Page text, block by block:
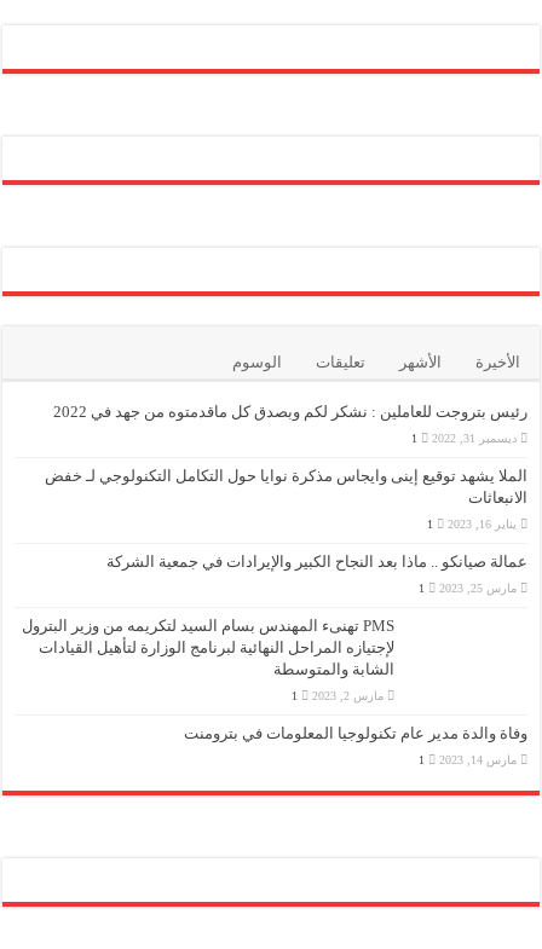
الأخيرة الأشهر تعليقات الوسوم
رئيس بتروجت للعاملين : نشكر لكم وبصدق كل ماقدمتوه من جهد في 2022
ديسمبر 31, 2022 1
الملا يشهد توقيع إينى وايجاس مذكرة نوايا حول التكامل التكنولوجي لـ خفض
الانبعاثات
يناير 16, 2023 1
عمالة صيانكو .. ماذا بعد النجاح الكبير والإيرادات في جمعية الشركة
مارس 25, 2023 1
PMS تهنىء المهندس بسام السيد لتكريمه من وزير البترول
لإجتيازه المراحل النهائية لبرنامج الوزارة لتأهيل القيادات
الشابة والمتوسطة
مارس 2, 2023 1
وفاة والدة مدير عام تكنولوجيا المعلومات في بترومنت
مارس 14, 2023 1